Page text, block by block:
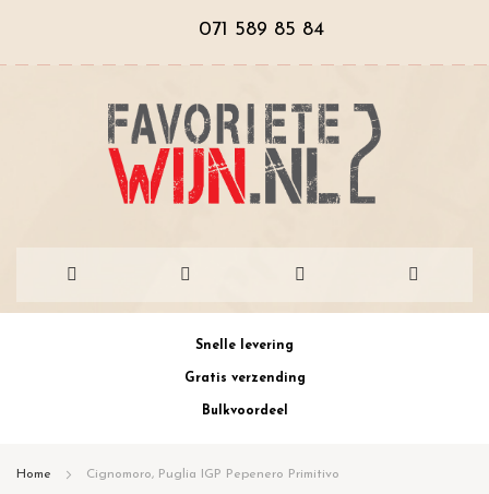
071 589 85 84
Snelle levering
Gratis verzending
Bulkvoordeel
Home Cignomoro, Puglia IGP Pepenero Primitivo